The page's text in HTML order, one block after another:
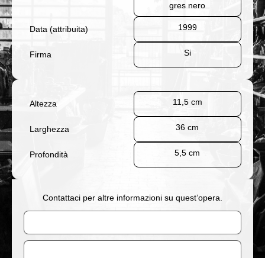
gres nero
Data (attribuita) 1999
Firma Si
Altezza 11,5 cm
Larghezza 36 cm
Profondità 5,5 cm
Contattaci per altre informazioni su quest’opera.
Nome
Email